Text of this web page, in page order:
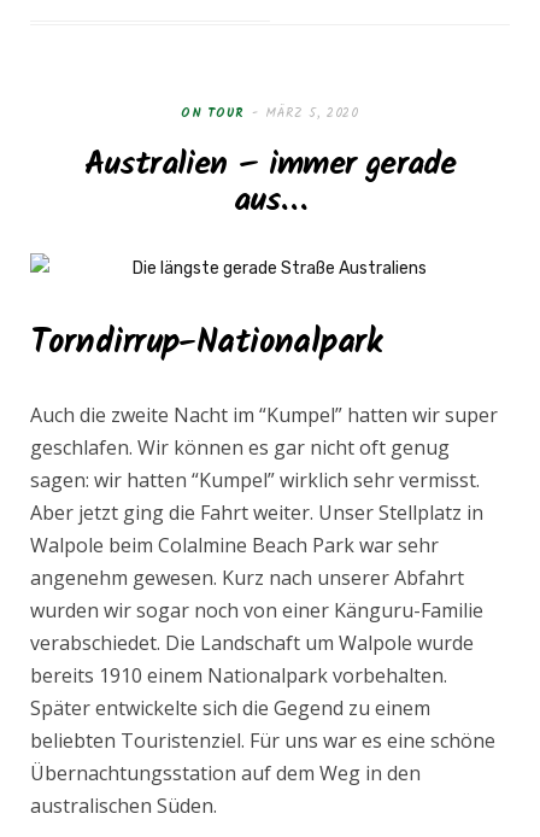
ON TOUR MÄRZ 5, 2020
Australien – immer gerade
aus…
Torndirrup-Nationalpark
Auch die zweite Nacht im “Kumpel” hatten wir super
geschlafen. Wir können es gar nicht oft genug
sagen: wir hatten “Kumpel” wirklich sehr vermisst.
Aber jetzt ging die Fahrt weiter. Unser Stellplatz in
Walpole beim Colalmine Beach Park war sehr
angenehm gewesen. Kurz nach unserer Abfahrt
wurden wir sogar noch von einer Känguru-Familie
verabschiedet. Die Landschaft um Walpole wurde
bereits 1910 einem Nationalpark vorbehalten.
Später entwickelte sich die Gegend zu einem
beliebten Touristenziel. Für uns war es eine schöne
Übernachtungsstation auf dem Weg in den
australischen Süden.